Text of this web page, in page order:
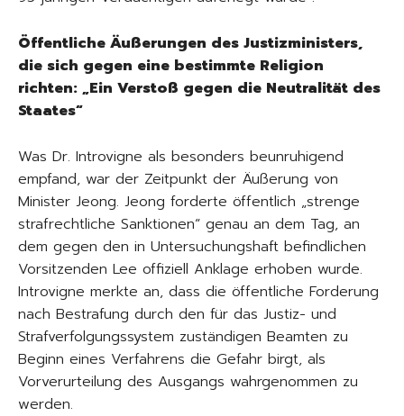
Öffentliche Äußerungen des Justizministers,
die sich gegen eine bestimmte Religion
richten: „Ein Verstoß gegen die Neutralität des
Staates“
Was Dr. Introvigne als besonders beunruhigend
empfand, war der Zeitpunkt der Äußerung von
Minister Jeong. Jeong forderte öffentlich „strenge
strafrechtliche Sanktionen“ genau an dem Tag, an
dem gegen den in Untersuchungshaft befindlichen
Vorsitzenden Lee offiziell Anklage erhoben wurde.
Introvigne merkte an, dass die öffentliche Forderung
nach Bestrafung durch den für das Justiz- und
Strafverfolgungssystem zuständigen Beamten zu
Beginn eines Verfahrens die Gefahr birgt, als
Vorverurteilung des Ausgangs wahrgenommen zu
werden.